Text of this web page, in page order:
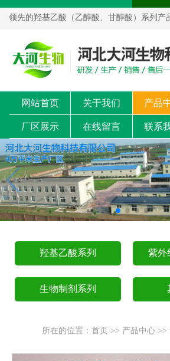
领先的羟基乙酸（乙醇酸、甘醇酸）系列产
网站首页 关于我们 产品
厂区展示 在线留言 联系
羟基乙酸系列 紫外
生物制剂系列
所在的位置： 首页 >> 产品中心>>